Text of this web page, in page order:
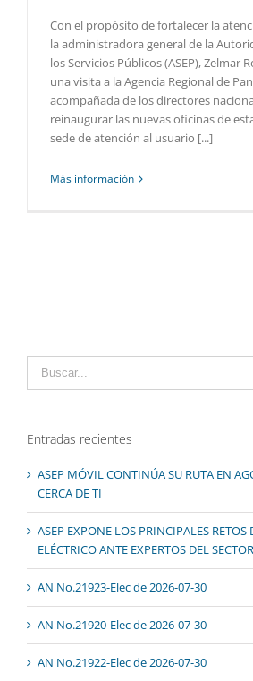
Con el propósito de fortalecer la
la administradora general de la
los Servicios Públicos (ASEP), Zelmar
una visita a la Agencia Regional de
acompañada de los directores
reinaugurar las nuevas oficinas de
sede de atención al usuario [...]
Más información
Buscar:
Entradas recientes
ASEP MÓVIL CONTINÚA SU RUTA EN
CERCA DE TI
ASEP EXPONE LOS PRINCIPALES RETOS
ELÉCTRICO ANTE EXPERTOS DEL SECTOR
AN No.21923-Elec de 2026-07-30
AN No.21920-Elec de 2026-07-30
AN No.21922-Elec de 2026-07-30